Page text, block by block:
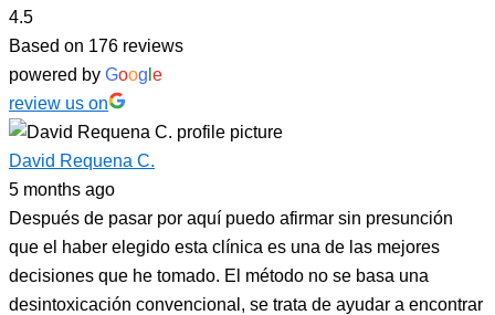
4.5
Based on 176 reviews
powered by Goog e
review us on
David Requena C.
5 months ago
Después de pasar por aquí puedo afirmar sin presunción
que el haber elegido esta clínica es una de las mejores
decisiones que he tomado. El método no se basa una
desintoxicación convencional, se trata de ayudar a encontrar